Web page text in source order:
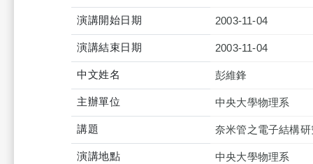
演講開始日期 2003-11-04
演講結束日期 2003-11-04
中文姓名 彭維鋒
主辦單位 中央大學物理系
講題 奈米管之電子結構研
演講地點 中央大學物理系